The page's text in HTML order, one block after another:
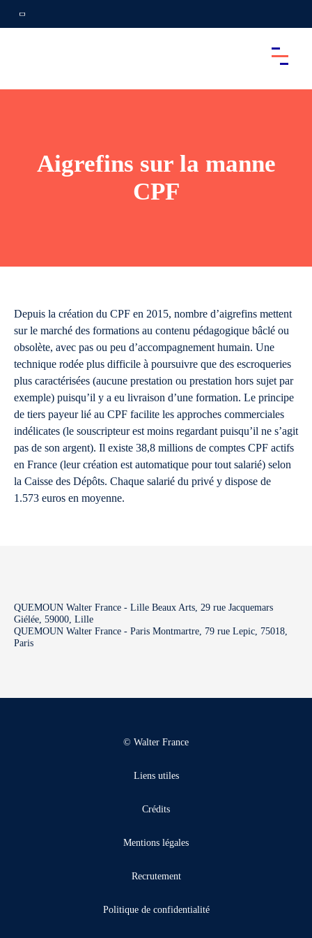
Aigrefins sur la manne
CPF
Depuis la création du CPF en 2015, nombre d’aigrefins mettent
sur le marché des formations au contenu pédagogique bâclé ou
obsolète, avec pas ou peu d’accompagnement humain. Une
technique rodée plus difficile à poursuivre que des escroqueries
plus caractérisées (aucune prestation ou prestation hors sujet par
exemple) puisqu’il y a eu livraison d’une formation. Le principe
de tiers payeur lié au CPF facilite les approches commerciales
indélicates (le souscripteur est moins regardant puisqu’il ne s’agit
pas de son argent). Il existe 38,8 millions de comptes CPF actifs
en France (leur création est automatique pour tout salarié) selon
la Caisse des Dépôts. Chaque salarié du privé y dispose de
1.573 euros en moyenne.
QUEMOUN Walter France - Lille Beaux Arts, 29 rue Jacquemars
Giélée, 59000, Lille
QUEMOUN Walter France - Paris Montmartre, 79 rue Lepic, 75018,
Paris
© Walter France
Liens utiles
Crédits
Mentions légales
Recrutement
Politique de confidentialité